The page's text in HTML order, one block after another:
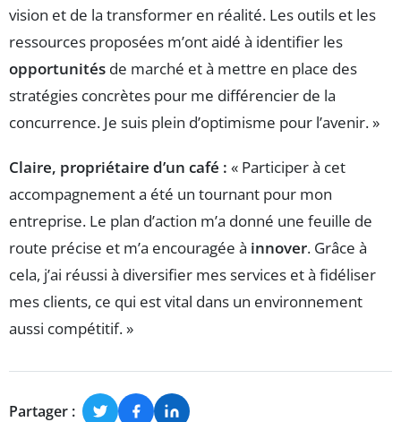
vision et de la transformer en réalité. Les outils et les
ressources proposées m’ont aidé à identifier les
opportunités de marché et à mettre en place des
stratégies concrètes pour me différencier de la
concurrence. Je suis plein d’optimisme pour l’avenir. »
Claire, propriétaire d’un café : « Participer à cet
accompagnement a été un tournant pour mon
entreprise. Le plan d’action m’a donné une feuille de
route précise et m’a encouragée à innover. Grâce à
cela, j’ai réussi à diversifier mes services et à fidéliser
mes clients, ce qui est vital dans un environnement
aussi compétitif. »
Partager :